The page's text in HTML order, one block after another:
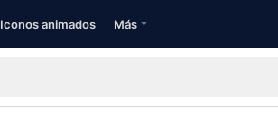
Iconos animados Más